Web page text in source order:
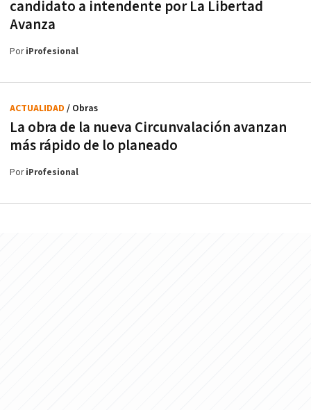
candidato a intendente por La Libertad
Avanza
PoriProfesional
La obra de la nueva Circunvalación avanzan
más rápido de lo planeado
ACTUALIDAD / Obras
PoriProfesional